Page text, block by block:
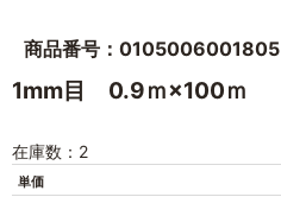
商品番号：0105006001805
1mm目 0.9ｍ×100ｍ
在庫数：2
単価